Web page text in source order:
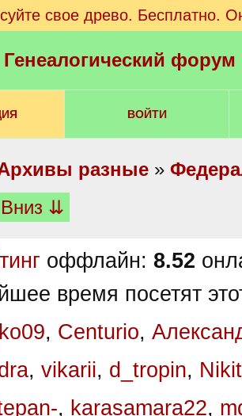
свое древо. Бесплатно.
Генеалогический
ВОЙТИ
разные »
Вниз ⇊
оффлайн: 8.52
время посетят
, Centurio,
, vikarii, d_tropin,
, karasamara22,